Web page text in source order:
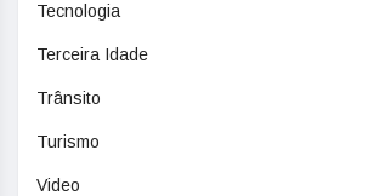
Tecnologia
Terceira Idade
Trânsito
Turismo
Video